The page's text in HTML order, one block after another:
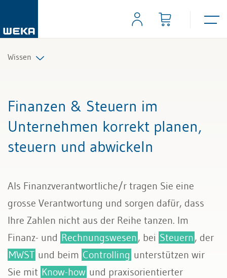
Wissen
Management
Führung & Kompetenzen
Bau & Immobilien
Finanzen & Steuern im
Unternehmen korrekt planen,
steuern und abwickeln
Als Finanzverantwortliche/r tragen Sie eine
grosse Verantwortung und sorgen dafür, dass
Ihre Zahlen nicht aus der Reihe tanzen. Im
Finanz- und Rechnungswesen, bei Steuern, der
MWST und beim Controlling unterstützen wir
Sie mit Know-how und praxisorientierter